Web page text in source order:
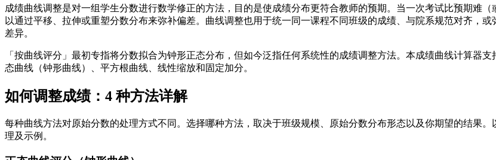
成绩曲线调整是对一组学生分数进行数学修正的方法，目的是使成绩分布更符合教师的预期。当一次考试比预期难
以通过平移、拉伸或重塑分数分布来弥补偏差。曲线调整也用于统一同一课程不同班级的成绩、与院系规范对齐，或
差异。
「按曲线评分」最初专指将分数拟合为钟形正态分布，但如今泛指任何系统性的成绩调整方法。本成绩曲线计算器
态曲线（钟形曲线）、平方根曲线、线性缩放和固定加分。
如何调整成绩：4 种方法详解
每种曲线方法对原始分数的处理方式不同。选择哪种方法，取决于班级规模、原始分数分布形态以及你期望的结果。
理及示例。